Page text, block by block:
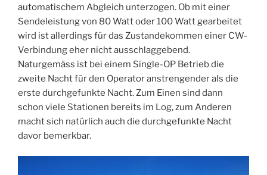
automatischem Abgleich unterzogen. Ob mit einer
Sendeleistung von 80 Watt oder 100 Watt gearbeitet
wird ist allerdings für das Zustandekommen einer CW-
Verbindung eher nicht ausschlaggebend.
Naturgemäss ist bei einem Single-OP Betrieb die
zweite Nacht für den Operator anstrengender als die
erste durchgefunkte Nacht. Zum Einen sind dann
schon viele Stationen bereits im Log, zum Anderen
macht sich natürlich auch die durchgefunkte Nacht
davor bemerkbar.